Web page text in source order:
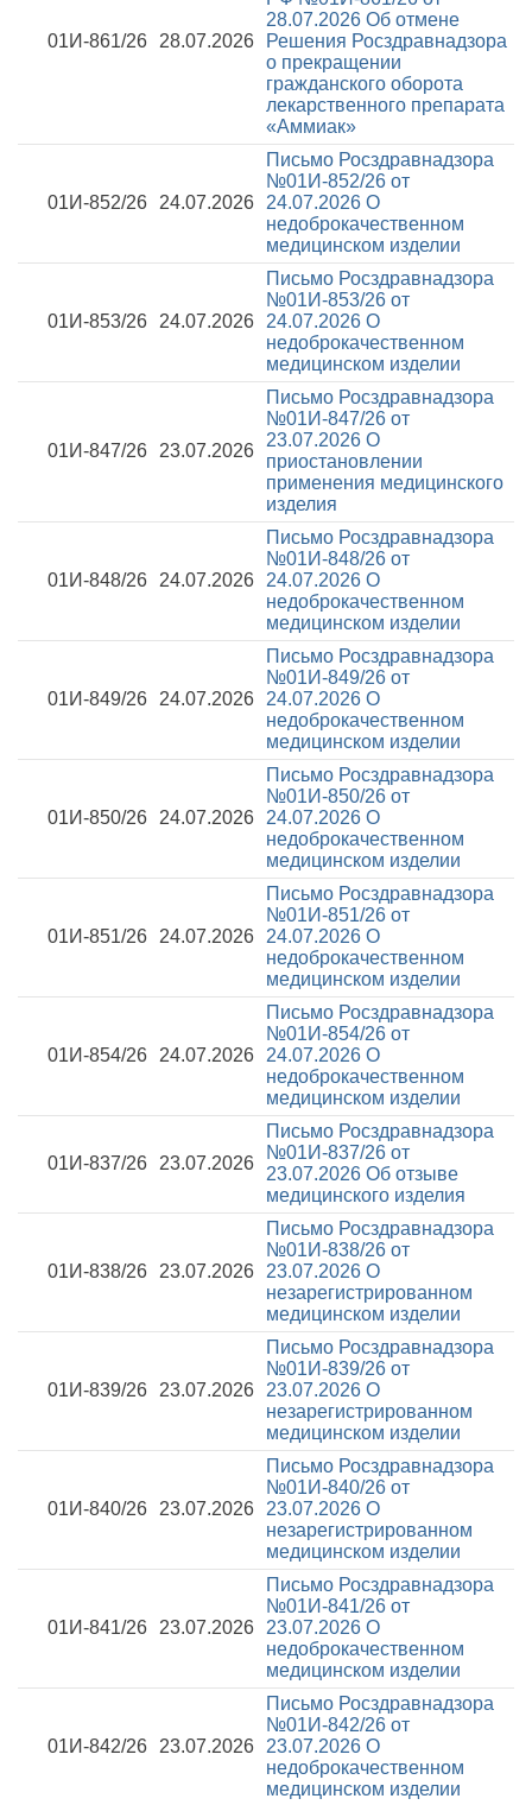
01И-861/26 28.07.2026
28.07.2026 Об отмене
Решения Росздравнадзора
о прекращении
гражданского оборота
лекарственного препарата
«Аммиак»
01И-852/26 24.07.2026
Письмо Росздравнадзора
№01И-852/26 от
24.07.2026 О
недоброкачественном
медицинском изделии
01И-853/26 24.07.2026
Письмо Росздравнадзора
№01И-853/26 от
24.07.2026 О
недоброкачественном
медицинском изделии
01И-847/26 23.07.2026
Письмо Росздравнадзора
№01И-847/26 от
23.07.2026 О
приостановлении
применения медицинского
изделия
01И-848/26 24.07.2026
Письмо Росздравнадзора
№01И-848/26 от
24.07.2026 О
недоброкачественном
медицинском изделии
01И-849/26 24.07.2026
Письмо Росздравнадзора
№01И-849/26 от
24.07.2026 О
недоброкачественном
медицинском изделии
01И-850/26 24.07.2026
Письмо Росздравнадзора
№01И-850/26 от
24.07.2026 О
недоброкачественном
медицинском изделии
01И-851/26 24.07.2026
Письмо Росздравнадзора
№01И-851/26 от
24.07.2026 О
недоброкачественном
медицинском изделии
01И-854/26 24.07.2026
Письмо Росздравнадзора
№01И-854/26 от
24.07.2026 О
недоброкачественном
медицинском изделии
01И-837/26 23.07.2026
Письмо Росздравнадзора
№01И-837/26 от
23.07.2026 Об отзыве
медицинского изделия
01И-838/26 23.07.2026
Письмо Росздравнадзора
№01И-838/26 от
23.07.2026 О
незарегистрированном
медицинском изделии
01И-839/26 23.07.2026
Письмо Росздравнадзора
№01И-839/26 от
23.07.2026 О
незарегистрированном
медицинском изделии
01И-840/26 23.07.2026
Письмо Росздравнадзора
№01И-840/26 от
23.07.2026 О
незарегистрированном
медицинском изделии
01И-841/26 23.07.2026
Письмо Росздравнадзора
№01И-841/26 от
23.07.2026 О
недоброкачественном
медицинском изделии
01И-842/26 23.07.2026
Письмо Росздравнадзора
№01И-842/26 от
23.07.2026 О
недоброкачественном
медицинском изделии